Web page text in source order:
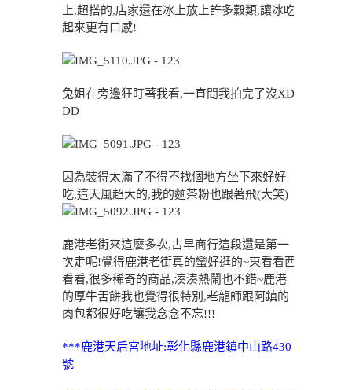
上,超搭的,店家還在冰上放上許多穀類,讓冰吃
起來更有口感!
兔姐在旁邊狂盯著我看,一直問我拍完了沒XD
DD
因為裝得太滿了不得不找個地方坐下來好好
吃,這天風超大的,我的麵茶粉也跟著飛(大笑)
鹿港老街來這麼多次,古早商行這段還是第一
次走呢!覺得鹿港老街真的蠻好逛的~東看看西
看看,很多稀奇的商品,湊湊熱鬧也不錯~鹿港
的厚牛舌餅我也覺得很特別,老龍師跟阿鎮的
肉包都很好吃讓我念念不忘!!!
***鹿港天后宮地址:彰化縣鹿港鎮中山路430
號